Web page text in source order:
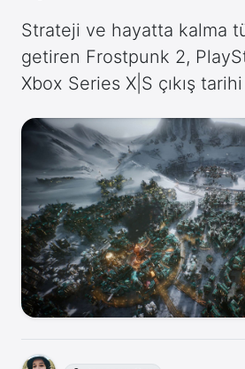
Strateji ve hayatta kalma
getiren Frostpunk 2,
Xbox Series X|S çıkış tarihi